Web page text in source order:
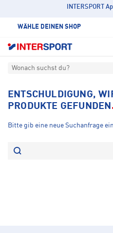
INTERSPORT
WÄHLE DEINEN SHOP
Wonach suchst du?
ENTSCHULDIGUNG,
PRODUKTE GEFUNDEN
Bitte gib eine neue Suchanfrage